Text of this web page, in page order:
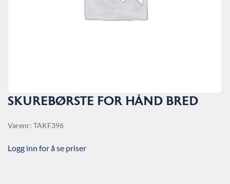
SKUREBØRSTE FOR HÅND BRED
Varenr: TAKF396
Logg inn for å se priser